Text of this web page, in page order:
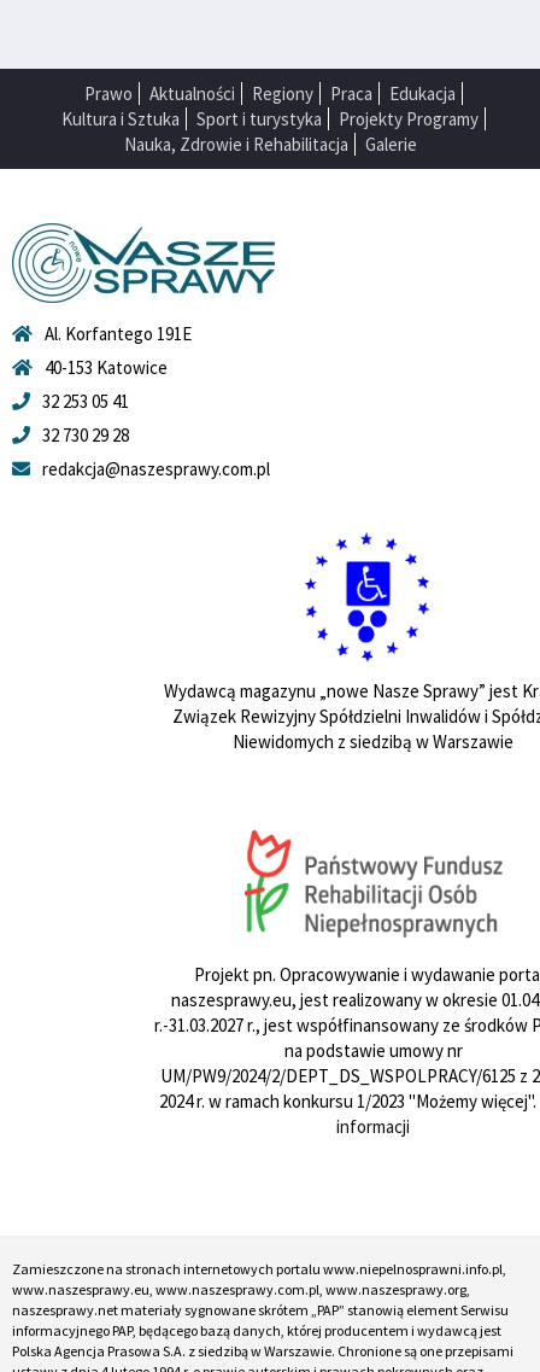
Prawo Aktualności Regiony Praca
Edukacja
Kultura i Sztuka
Sport i turystyka
Projekty Programy
Nauka, Zdrowie i Rehabilitacja
Galerie
Al. Korfantego 191E
40-153 Katowice
32 253 05 41
32 730 29 28
redakcja@naszesprawy.com.pl
Wydawcą magazynu „nowe Nasze Sprawy” jest
Związek Rewizyjny Spółdzielni Inwalidów i
Niewidomych z siedzibą w Warszawie
Projekt pn. Opracowywanie i wydawanie
naszesprawy.eu, jest realizowany w okresie
r.-31.03.2027 r., jest współfinansowany ze środków
na podstawie umowy nr
UM/PW9/2024/2/DEPT_DS_WSPOLPRACY/6125 z
2024 r. w ramach konkursu 1/2023 "Możemy więcej".
informacji
Zamieszczone na stronach internetowych portalu www.niepelnosprawni.info.pl,
www.naszesprawy.eu, www.naszesprawy.com.pl, www.naszesprawy.org,
naszesprawy.net materiały sygnowane skrótem „PAP” stanowią element Serwisu
informacyjnego PAP, będącego bazą danych, której producentem i wydawcą jest
Polska Agencja Prasowa S.A. z siedzibą w Warszawie. Chronione są one przepisami